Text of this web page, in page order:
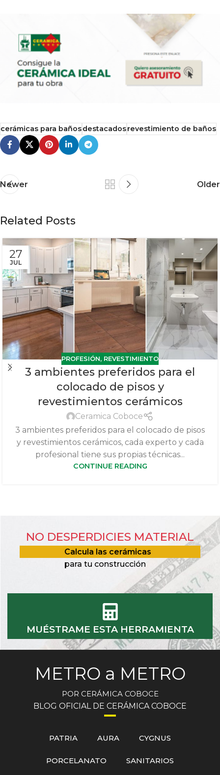
cerámicas para bañosdestacadosrevestimiento de baños
Newer Older
Related Posts
27
JUL
PROFESIÓN, REVESTIMIENTO
3 ambientes preferidos para el
colocado de pisos y
revestimientos cerámicos
Ceramica Coboce
3 ambientes preferidos para el colocado de pisos
y revestimientos cerámicos, cada experto y cada
profesional tiene sus propias técnicas...
CONTINUE READING
NO DESPERDICIES MATERIAL
Calcula las cerámicas
para tu construcción
MUÉSTRAME ESTA HERRAMIENTA
METRO a METRO
POR CERÁMICA COBOCE
BLOG OFICIAL DE CERÁMICA COBOCE
PATRIA AURA CYGNUS
PORCELANATO SANITARIOS